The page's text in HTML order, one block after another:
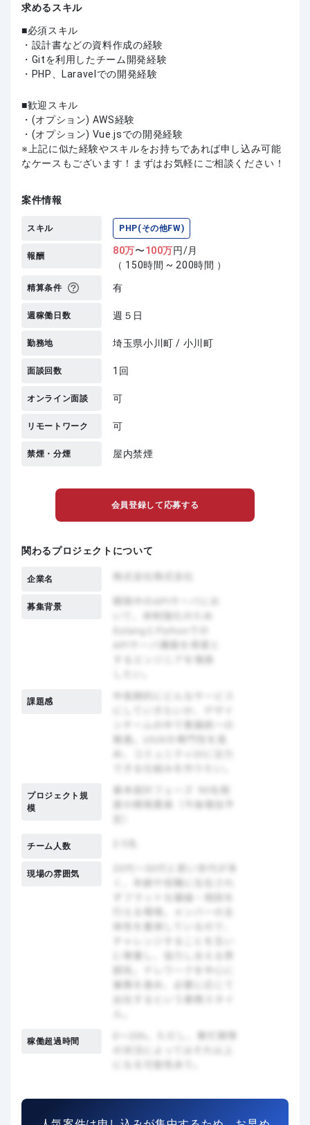
求めるスキル
必須スキル
・設計書などの資料作成の経験
・Gitを利用したチーム開発経験
・PHP、Laravelでの開発経験
歓迎スキル
・(オプション) AWS経験
・(オプション) Vue.jsでの開発経験
上記に似た経験やスキルをお持ちであれば申し込み可能
なケースもございます！まずはお気軽にご相談ください！
案件情報
スキル PHP(その他FW)
報酬 80万〜100万円/月
（ 150時間 ~ 200時間 ）
精算条件 有
週稼働日数 週５日
勤務地 埼玉県小川町 / 小川町
面談回数 1回
オンライン面談 可
リモートワーク 可
禁煙・分煙 屋内禁煙
会員登録して応募する
関わるプロジェクトについて
企業名
募集背景
課題感
プロジェクト規
模
チーム人数
現場の雰囲気
稼働超過時間